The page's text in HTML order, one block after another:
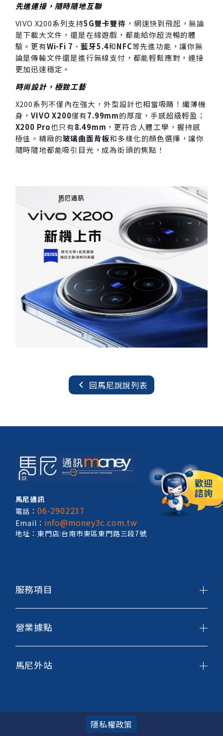
先進連接，隨時隨地互聯
VIVO X200系列支持5G雙卡雙待 ，網速快到飛起，無論
是下載大文件，還是在線遊戲，都能給你超流暢的體
驗。更有Wi-Fi 7 、藍牙5.4和NFC等先進功能，讓你無
論是傳輸文件還是進行無線支付，都能輕鬆應對，連接
更加迅速穩定。
時尚設計，極致工藝
X200系列不僅內在強大，外型設計也相當吸睛！纖薄機
身，VIVO X200僅有7.99mm的厚度，手感超級輕盈；
X200 Pro也只有8.49mm ，更符合人體工學，握持感
極佳。精緻的玻璃曲面背板和多樣化的顏色選擇，讓你
隨時隨地都能吸引目光，成為街頭的焦點！
chevron_left 回馬尼說說列表
馬尼通訊
電話：06-2902237
Email： info@money3c.com.tw
地址：東門店:台南市東區東門路三段7號
服務項目
營業據點
馬尼外站
隱私權政策